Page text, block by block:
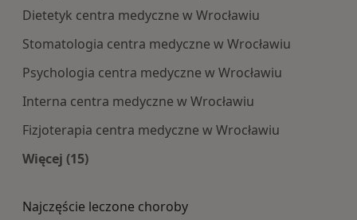
Dietetyk centra medyczne w Wrocławiu
Stomatologia centra medyczne w Wrocławiu
Psychologia centra medyczne w Wrocławiu
Interna centra medyczne w Wrocławiu
Fizjoterapia centra medyczne w Wrocławiu
Więcej (15)
Najczęście leczone choroby